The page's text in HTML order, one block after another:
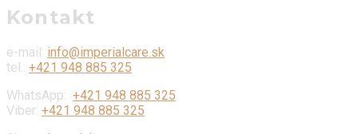
Kontakt
e-mail: info@imperialcare.sk
tel.: +421 948 885 325
WhatsApp: +421 948 885 325
Viber: +421 948 885 325